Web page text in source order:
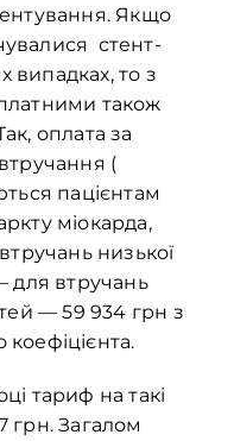
Якщо
стент-
випадках, то з
також
оплата за
(
пацієнтам
міокарда,
низької
для втручань
— 59 934 грн з
тариф на такі
грн. Загалом